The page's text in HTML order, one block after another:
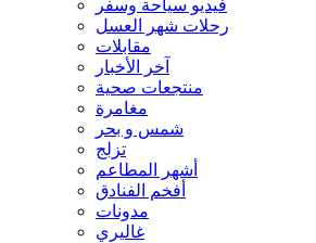
فيديو سياحة وسفر
رحلات شهر العسل
مقابلات
آخر الأخبار
منتجعات صحية
مغامرة
شمس و بحر
تزلج
أشهر المطاعم
أفخم الفنادق
مدونات
غاليري